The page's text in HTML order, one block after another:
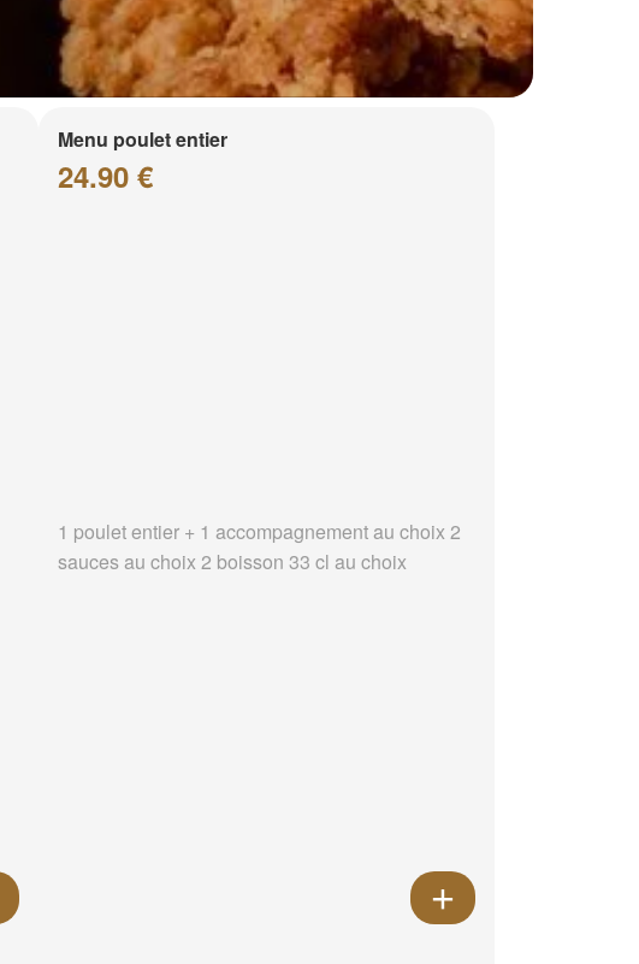
Menu poulet entier
24.90 €
1 poulet entier + 1 accompagnement au choix 2
sauces au choix 2 boisson 33 cl au choix